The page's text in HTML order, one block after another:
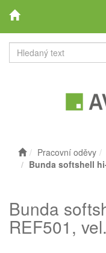
Pracovní oděvy
Bunda softshell
Bunda
REF501,